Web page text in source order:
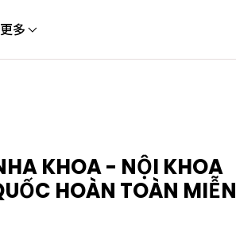
多
KHOA - NỘI KHOA
HOÀN TOÀN MIỄN